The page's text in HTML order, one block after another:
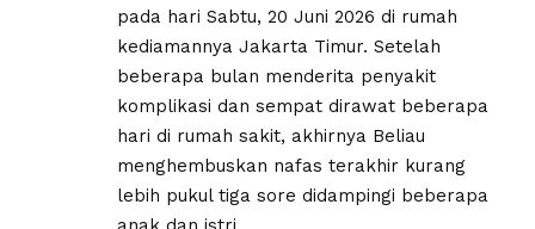
pada hari Sabtu, 20 Juni 2026 di rumah
kediamannya Jakarta Timur. Setelah
beberapa bulan menderita penyakit
komplikasi dan sempat dirawat beberapa
hari di rumah sakit, akhirnya Beliau
menghembuskan nafas terakhir kurang
lebih pukul tiga sore didampingi beberapa